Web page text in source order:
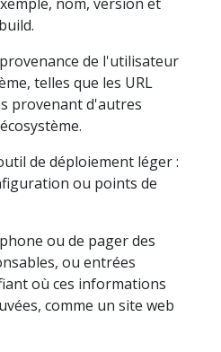
de l'utilisateur
telles que les URL
provenant d'autres
de déploiement léger :
ou points de
ou de pager des
ou entrées
où ces informations
comme un site web